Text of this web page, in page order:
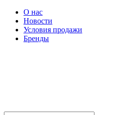
О нас
Новости
Условия продажи
Бренды